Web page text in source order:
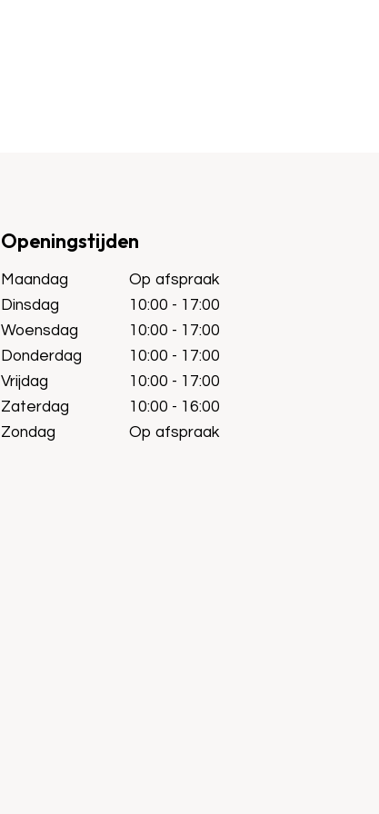
Openingstijden
Maandag
Dinsdag
Woensdag
Donderdag
Vrijdag
Zaterdag
Zondag
Op afspraak
10:00 - 17:00
10:00 - 17:00
10:00 - 17:00
10:00 - 17:00
10:00 - 16:00
Op afspraak